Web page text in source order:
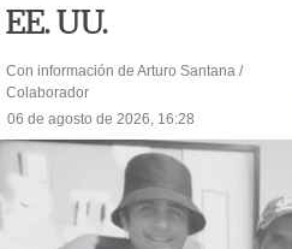
EE. UU.
Con información de Arturo Santana /
Colaborador
06 de agosto de 2026, 16:28